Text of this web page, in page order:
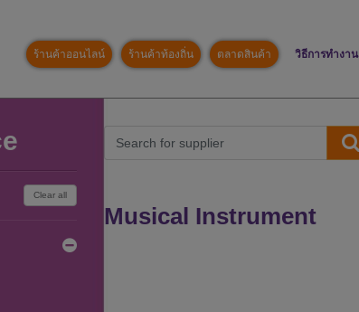
ร้านค้าออนไลน์ ร้านค้าท้องถิ่น ตลาดสินค้า วิธีการทำงาน
Clear all
Musical Instrument